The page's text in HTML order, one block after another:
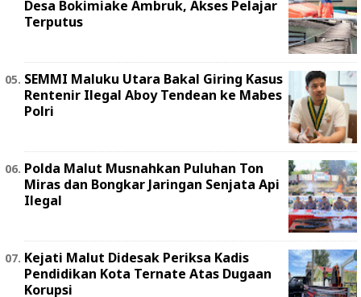
Desa Bokimiake Ambruk, Akses Pelajar
Terputus
SEMMI Maluku Utara Bakal Giring Kasus
Rentenir Ilegal Aboy Tendean ke Mabes
Polri
Polda Malut Musnahkan Puluhan Ton
Miras dan Bongkar Jaringan Senjata Api
Ilegal
Kejati Malut Didesak Periksa Kadis
Pendidikan Kota Ternate Atas Dugaan
Korupsi